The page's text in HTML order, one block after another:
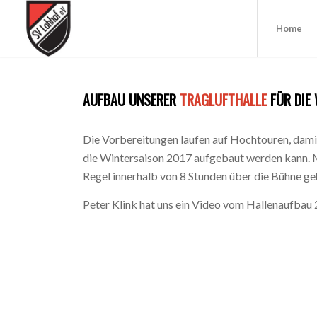
Home
AUFBAU UNSERERTRAGLUFTHALLEFÜR
Die Vorbereitungen laufen auf Hochtouren,
die Wintersaison 2017 aufgebaut werden kann.
Regel innerhalb von 8 Stunden über die Bühne
Peter Klink hat uns ein Video vom Hallenaufbau